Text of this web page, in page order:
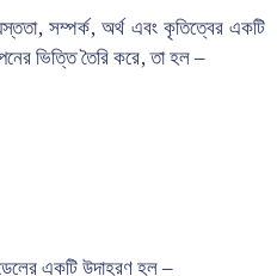
সম্পর্ক, অর্থ এবং কৃতিত্বের একটি
ভিত্তি তৈরি করে, তা হল –
একটি উদাহরণ হল –